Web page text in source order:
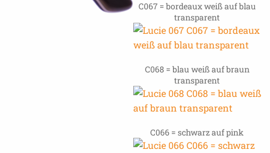
C067 = bordeaux weiß auf blau
transparent
C068 = blau weiß auf braun
transparent
C066 = schwarz auf pink